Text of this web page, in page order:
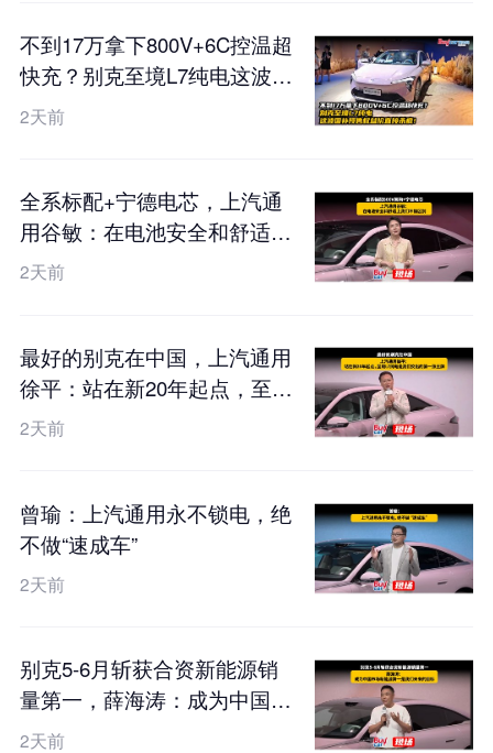
不到17万拿下800V+6C控温超
快充？别克至境L7纯电这波国
补预售权益价直接杀疯！
2天前
全系标配+宁德电芯，上汽通
用谷敏：在电池安全和舒适上
我们不搞区别
2天前
最好的别克在中国，上汽通用
徐平：站在新20年起点，至境
L7纯电是我们交出的第一张王
2天前
曾瑜：上汽通用永不锁电，绝
不做“速成车”
2天前
别克5-6月斩获合资新能源销
量第一，薛海涛：成为中国市
场新能源第一是我们未来的目
2天前